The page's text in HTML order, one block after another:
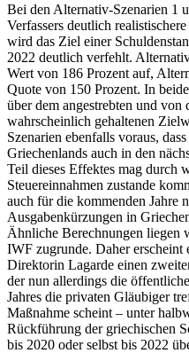
Bei den Alternativ-Szenarien 1
Verfassers deutlich
wird das Ziel einer
2022 deutlich verfehlt.
Wert von 186 Prozent auf,
Quote von 150 Prozent. In
über dem angestrebten und
wahrscheinlich gehaltenen
Szenarien ebenfalls voraus,
Griechenlands auch in den
Teil dieses Effektes mag durch
Steuereinnahmen zustande
auch für die kommenden Jahre
Ausgabenkürzungen in
Ähnliche Berechnungen liegen
IWF zugrunde. Daher erscheint
Direktorin Lagarde einen
der nun allerdings die
Jahres die privaten Gläubiger
Maßnahme scheint – unter
Rückführung der griechischen
bis 2020 oder selbst bis 2022